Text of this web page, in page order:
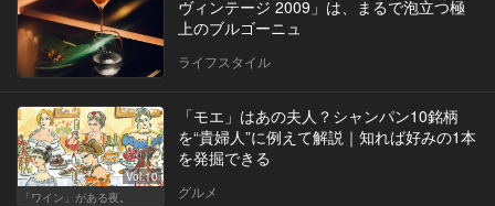
ヴィンテージ 2009」は、まるで泡立つ極
上のブルゴーニュ
ライフスタイル
Vol.10
「ワイン」がある夜。
「モエ」はあの夫人？シャンパン10銘柄
を“貴婦人”に例えて解説｜知れば好みの1本
を発掘できる
グルメ